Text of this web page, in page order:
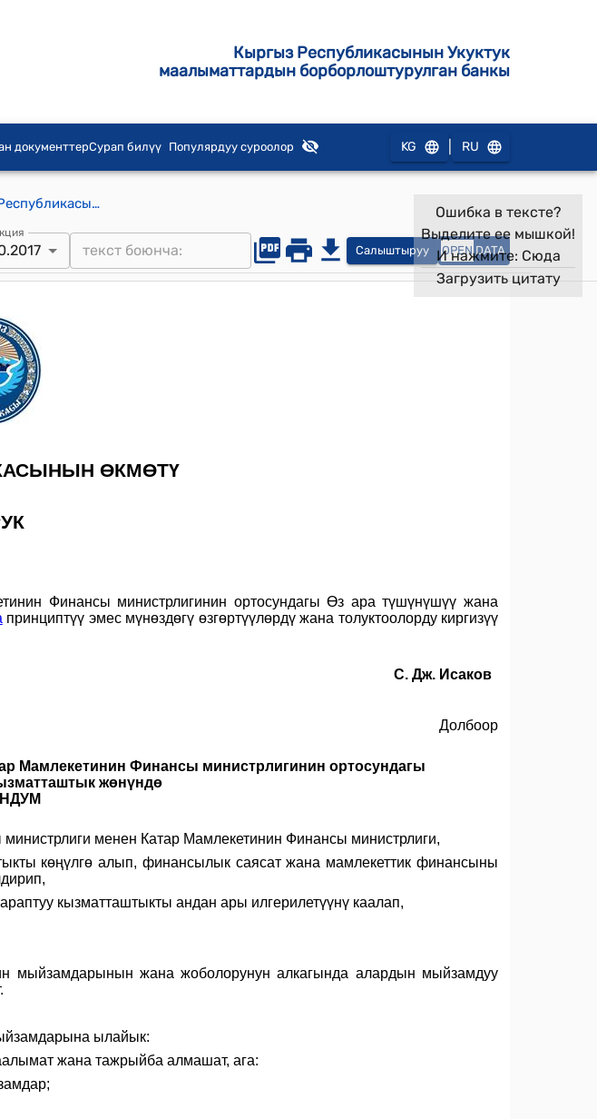
Кыргыз Республикасынын Укуктук
маалыматтардын борборлоштурулган банкы
документтерСурап билүү Популярдуу суроолор KG RU
КР ӨКМӨТҮНҮН 2017-жылдын 18-октябрындагы № 476-б (Кыргыз Республикасынын Финансы министрлиги менен Катар Мамлекетинин Финансы министрлигинин ортосундагы Өз ара түшүнүшүү жана кызматташтык жөнүндө меморандумдун расмий тилде долбооруна макулдук берүү жөнүндө) буйругу
Салыштыруу OPEN DATA
Ошибка в тексте?
Выделите ее мышкой!
И нажмите: Сюда
Загрузить цитату